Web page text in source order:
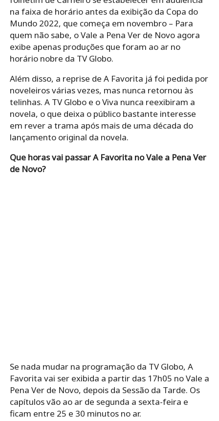
na faixa de horário antes da exibição da Copa do
Mundo 2022, que começa em novembro – Para
quem não sabe, o Vale a Pena Ver de Novo agora
exibe apenas produções que foram ao ar no
horário nobre da TV Globo.
Além disso, a reprise de A Favorita já foi pedida por
noveleiros várias vezes, mas nunca retornou às
telinhas. A TV Globo e o Viva nunca reexibiram a
novela, o que deixa o público bastante interesse
em rever a trama após mais de uma década do
lançamento original da novela.
Que horas vai passar A Favorita no Vale a Pena Ver
de Novo?
Se nada mudar na programação da TV Globo, A
Favorita vai ser exibida a partir das 17h05 no Vale a
Pena Ver de Novo, depois da Sessão da Tarde. Os
capítulos vão ao ar de segunda a sexta-feira e
ficam entre 25 e 30 minutos no ar.